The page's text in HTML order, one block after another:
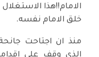
الامام!!هذا
خلق الامام نفسه.
منذ ان اجتاحت
الذي وقف على